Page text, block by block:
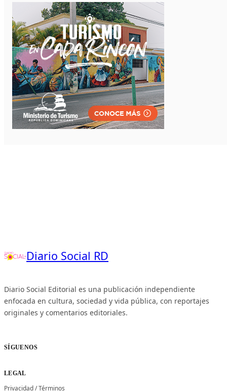
Diario Social RD
Diario Social Editorial es una publicación independiente
enfocada en cultura, sociedad y vida pública, con reportajes
originales y comentarios editoriales.
SÍGUENOS
LEGAL
Privacidad/Términos